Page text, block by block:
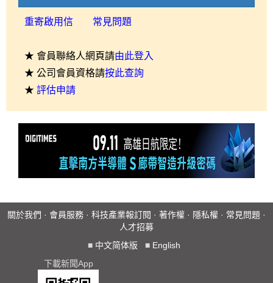
重寄啟用信 常見問題
★ 會員聯絡人網頁請由此登入
★ 公司會員資格請按此查詢
★ 評估申請
關於我們 · 會員服務 · 科技產業報訂閱 · 著作權 · 隱私權 · 常見問題 ·
人才招募
■ 中文简体版 ■ English
下載新聞App